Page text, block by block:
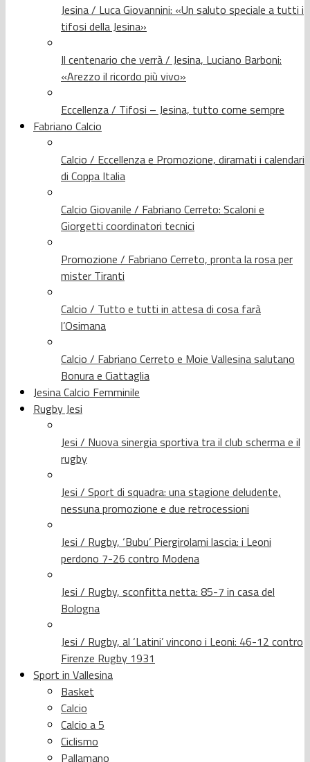
Jesina / Luca Giovannini: «Un saluto speciale a tutti i
tifosi della Jesina»
Il centenario che verrà / Jesina, Luciano Barboni:
«Arezzo il ricordo più vivo»
Eccellenza / Tifosi – Jesina, tutto come sempre
Fabriano Calcio
Calcio / Eccellenza e Promozione, diramati i calendari
di Coppa Italia
Calcio Giovanile / Fabriano Cerreto: Scaloni e
Giorgetti coordinatori tecnici
Promozione / Fabriano Cerreto, pronta la rosa per
mister Tiranti
Calcio / Tutto e tutti in attesa di cosa farà
l’Osimana
Calcio / Fabriano Cerreto e Moie Vallesina salutano
Bonura e Ciattaglia
Jesina Calcio Femminile
Rugby Jesi
Jesi / Nuova sinergia sportiva tra il club scherma e il
rugby
Jesi / Sport di squadra: una stagione deludente,
nessuna promozione e due retrocessioni
Jesi / Rugby, ‘Bubu’ Piergirolami lascia: i Leoni
perdono 7-26 contro Modena
Jesi / Rugby, sconfitta netta: 85-7 in casa del
Bologna
Jesi / Rugby, al ‘Latini’ vincono i Leoni: 46-12 contro
Firenze Rugby 1931
Sport in Vallesina
Basket
Calcio
Calcio a 5
Ciclismo
Pallamano